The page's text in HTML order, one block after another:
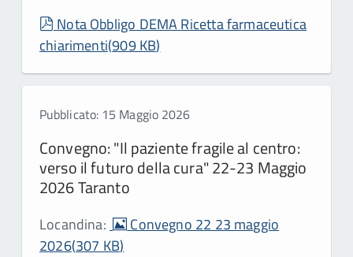
pdf
Nota Obbligo DEMA Ricetta farmaceutica
chiarimenti(909 KB)
Pubblicato: 15 Maggio 2026
Convegno: "Il paziente fragile al centro:
verso il futuro della cura" 22-23 Maggio
2026 Taranto
Locandina: image
Convegno 22 23 maggio
2026(307 KB)